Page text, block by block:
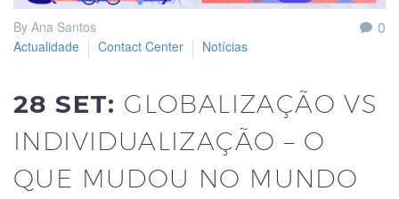
0
By Ana Santos
Actualidade
Contact Center Notícias
28 SET: GLOBALIZAÇÃO VS
INDIVIDUALIZAÇÃO – O
QUE MUDOU NO MUNDO